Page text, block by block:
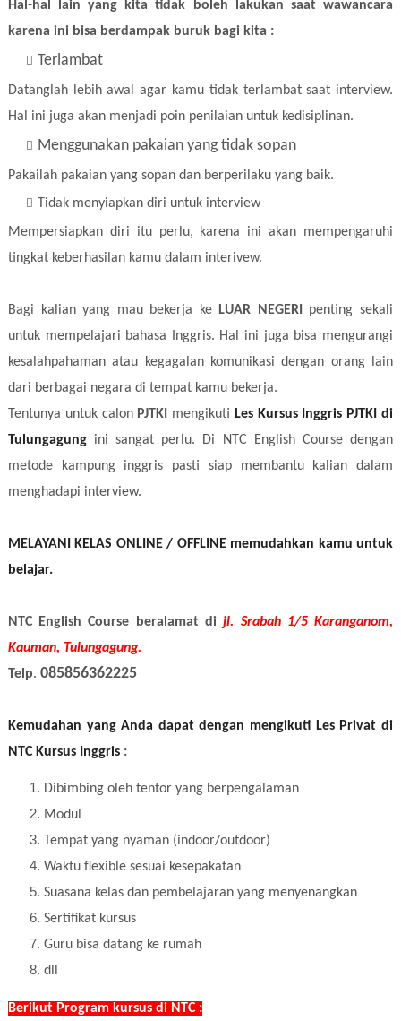
Hal-hal lain yang kita tidak boleh lakukan saat wawancara
karena ini bisa berdampak buruk bagi kita :
Terlambat
Datanglah lebih awal agar kamu tidak terlambat saat interview.
Hal ini juga akan menjadi poin penilaian untuk kedisiplinan.
Menggunakan pakaian yang tidak sopan
Pakailah pakaian yang sopan dan berperilaku yang baik.
Tidak menyiapkan diri untuk interview
Mempersiapkan diri itu perlu, karena ini akan mempengaruhi
tingkat keberhasilan kamu dalam interivew.
Bagi kalian yang mau bekerja ke LUAR NEGERI
penting sekali
untuk mempelajari bahasa Inggris. Hal ini juga bisa mengurangi
kesalahpahaman atau kegagalan komunikasi dengan orang lain
dari berbagai negara di tempat kamu bekerja.
Tentunya untuk calon PJTKI mengikuti Les Kursus Inggris PJTKI di
Tulungagung ini sangat perlu. Di NTC English Course dengan
metode kampung inggris pasti siap membantu kalian dalam
menghadapi interview.
MELAYANI KELAS ONLINE / OFFLINE memudahkan kamu untuk
belajar.
NTC English Course beralamat di jl. Srabah 1/5 Karanganom,
Kauman, Tulungagung.
Telp. 085856362225
Kemudahan yang Anda dapat dengan mengikuti Les Privat di
NTC Kursus Inggris:
Dibimbing oleh tentor yang berpengalaman
Modul
Tempat yang nyaman (indoor/outdoor)
Waktu flexible sesuai kesepakatan
Suasana kelas dan pembelajaran yang menyenangkan
Sertifikat kursus
Guru bisa datang ke rumah
dll
Berikut Program kursus di NTC :